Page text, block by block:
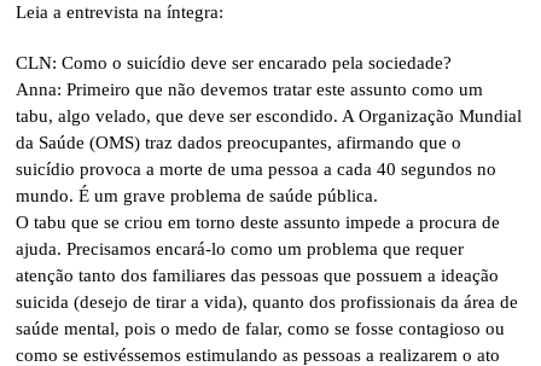
Leia a entrevista na íntegra:
CLN: Como o suicídio deve ser encarado pela sociedade?
Anna: Primeiro que não devemos tratar este assunto como um
tabu, algo velado, que deve ser escondido. A Organização Mundial
da Saúde (OMS) traz dados preocupantes, afirmando que o
suicídio provoca a morte de uma pessoa a cada 40 segundos no
mundo. É um grave problema de saúde pública.
O tabu que se criou em torno deste assunto impede a procura de
ajuda. Precisamos encará-lo como um problema que requer
atenção tanto dos familiares das pessoas que possuem a ideação
suicida (desejo de tirar a vida), quanto dos profissionais da área de
saúde mental, pois o medo de falar, como se fosse contagioso ou
como se estivéssemos estimulando as pessoas a realizarem o ato